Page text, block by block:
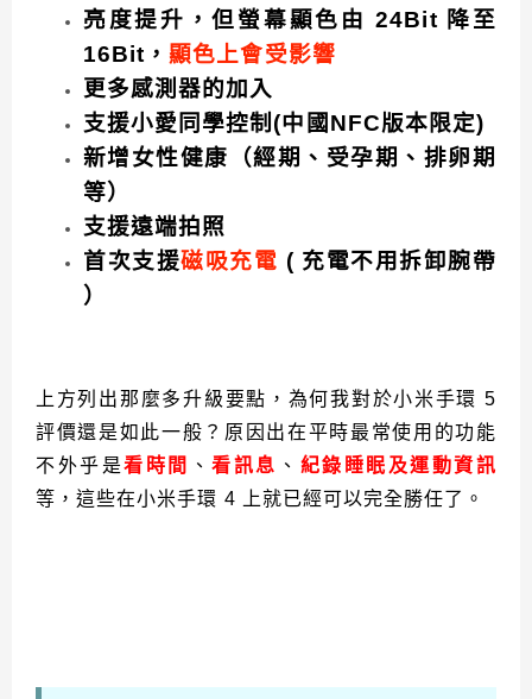
亮度提升，但螢幕顯色由 24Bit 降至
16Bit，顯色上會受影響
更多感測器的加入
支援小愛同學控制(中國NFC版本限定)
新增女性健康（經期、受孕期、排卵期
等）
支援遠端拍照
首次支援磁吸充電 ( 充電不用拆卸腕帶
）
上方列出那麼多升級要點，為何我對於小米手環 5
評價還是如此一般？原因出在平時最常使用的功能
不外乎是看時間 、看訊息 、 紀錄睡眠及運動資訊
等，這些在小米手環 4 上就已經可以完全勝任了。